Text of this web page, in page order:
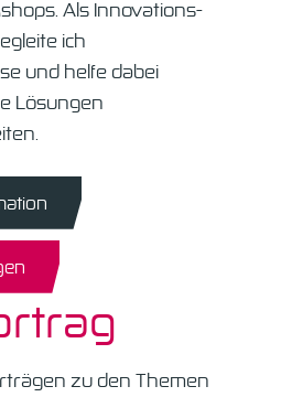
Als Innovations-
ich
und helfe dabei
Lösungen
zu den Themen